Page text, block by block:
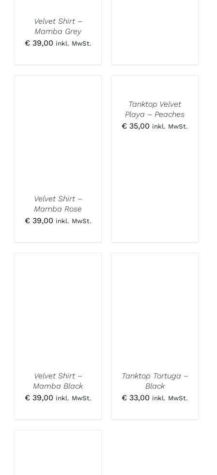
Velvet Shirt –
Mamba Grey
€39,00 inkl. MwSt.
Velvet Shirt –
Mamba Rose
€39,00 inkl. MwSt.
Tanktop Velvet
Playa – Peaches
€ 35,00 inkl. MwSt.
Velvet Shirt –
Mamba Black
€39,00 inkl. MwSt.
Tanktop Tortuga –
Black
€ 33,00 inkl. MwSt.